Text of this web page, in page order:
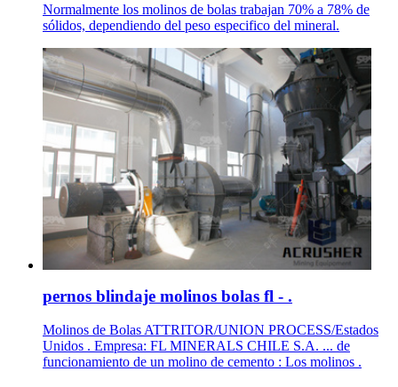
Normalmente los molinos de bolas trabajan 70% a 78% de
sólidos, dependiendo del peso especifico del mineral.
pernos blindaje molinos bolas fl - .
Molinos de Bolas ATTRITOR/UNION PROCESS/Estados
Unidos . Empresa: FL MINERALS CHILE S.A. ... de
funcionamiento de un molino de cemento : Los molinos .